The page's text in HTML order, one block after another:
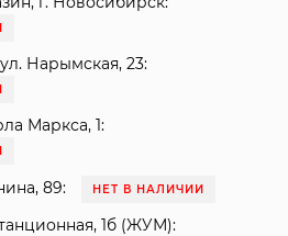
Нарымская, 23:
Маркса, 1:
89: НЕТ В НАЛИЧИИ
1б (ЖУМ):